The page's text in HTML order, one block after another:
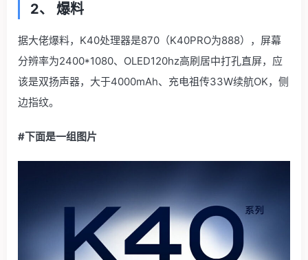
2、 爆料
据大佬爆料，K40处理器是870（K40PRO为888），屏幕
分辨率为2400*1080、OLED120hz高刷居中打孔直屏，应
该是双扬声器，大于4000mAh、充电祖传33W续航OK，侧
边指纹。
#下面是一组图片